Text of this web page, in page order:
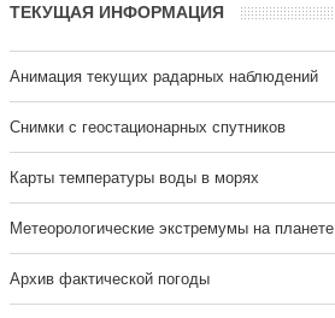
ТЕКУЩАЯ ИНФОРМАЦИЯ
Анимация текущих радарных наблюдений
Cнимки с геостационарных спутников
Карты температуры воды в морях
Метеорологические экстремумы на планете
Архив фактической погоды